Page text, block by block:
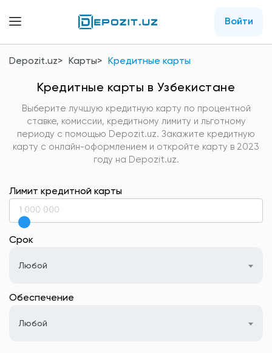
Войти
Depozit.uz Карты Кредитные карты
Кредитные карты в Узбекистане
Выберите лучшую кредитную карту по процентной
ставке, комиссии, кредитному лимиту и льготному
периоду с помощью Depozit.uz. Закажите кредитную
карту с онлайн-оформлением и откройте карту в 2023
году на Depozit.uz.
Лимит кредитной карты
Срок
Любой
Обеспечение
Любой